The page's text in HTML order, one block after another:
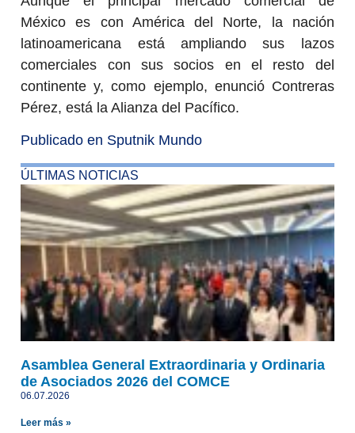
México es con América del Norte, la nación
latinoamericana está ampliando sus lazos
comerciales con sus socios en el resto del
continente y, como ejemplo, enunció Contreras
Pérez, está la Alianza del Pacífico.
Publicado en Sputnik Mundo
ÚLTIMAS NOTICIAS
Asamblea General Extraordinaria y Ordinaria
de Asociados 2026 del COMCE
06.07.2026
Leer más »